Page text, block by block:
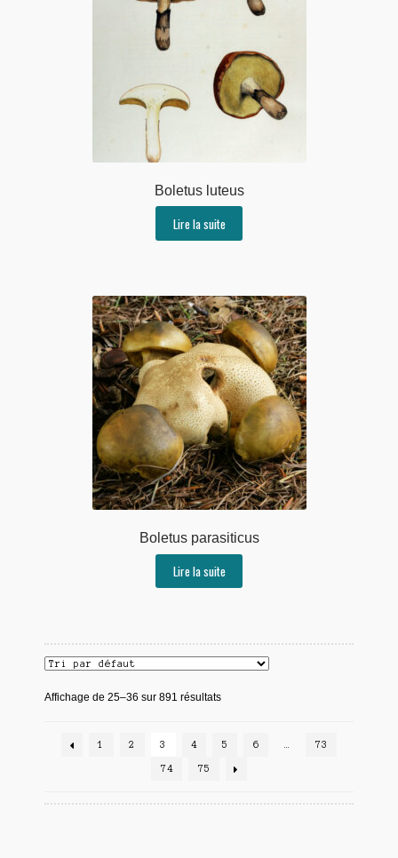
Boletus luteus
Lire la suite
Boletus parasiticus
Lire la suite
Affichage de 25–36 sur 891 résultats
1 2 3 4 5 6 73
74 75